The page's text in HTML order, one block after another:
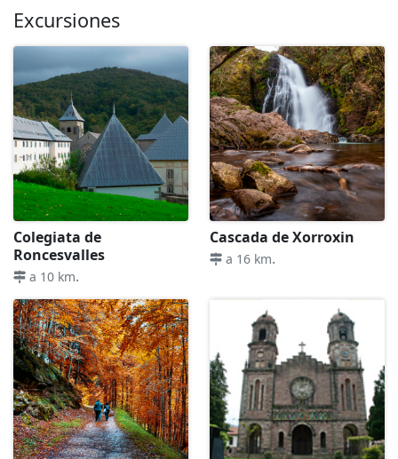
Excursiones
Colegiata de
Roncesvalles
a 10 km.
Cascada de Xorroxin
a 16 km.